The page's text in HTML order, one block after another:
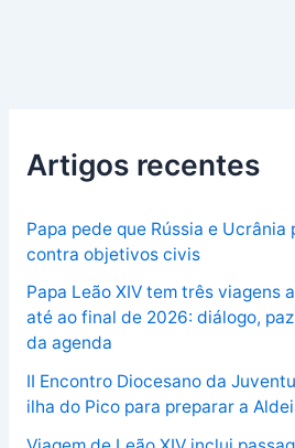
Artigos recentes
Papa pede que Rússia e Ucrânia
contra objetivos civis
Papa Leão XIV tem três viagens
até ao final de 2026: diálogo,
da agenda
II Encontro Diocesano da
ilha do Pico para preparar a